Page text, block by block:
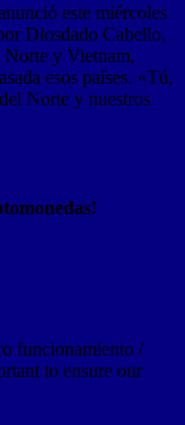
este miércoles
Diosdado Cabello,
Norte y Vietnam,
esos países. «Tú,
Norte y nuestros
funcionamiento /
to ensure our